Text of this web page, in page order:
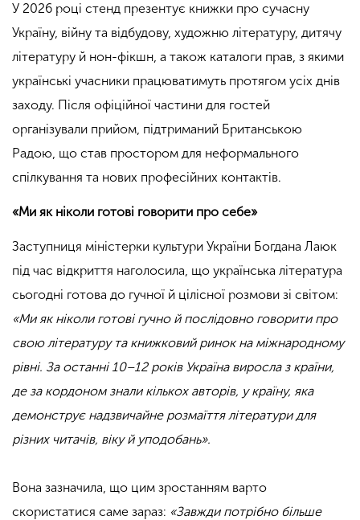
У 2026 році стенд презентує книжки про сучасну
Україну, війну та відбудову, художню літературу, дитячу
літературу й нон-фікшн, а також каталоги прав, з якими
українські учасники працюватимуть протягом усіх днів
заходу. Після офіційної частини для гостей
організували прийом, підтриманий Британською
Радою, що став простором для неформального
спілкування та нових професійних контактів.
«Ми як ніколи готові говорити про себе»
Заступниця міністерки культури України Богдана Лаюк
під час відкриття наголосила, що українська література
сьогодні готова до гучної й цілісної розмови зі світом:
«Ми як ніколи готові гучно й послідовно говорити про
свою літературу та книжковий ринок на міжнародному
рівні. За останні 10–12 років Україна виросла з країни,
де за кордоном знали кількох авторів, у країну, яка
демонструє надзвичайне розмаїття літератури для
різних читачів, віку й уподобань».
Вона зазначила, що цим зростанням варто
скористатися саме зараз: «Завжди потрібно більше